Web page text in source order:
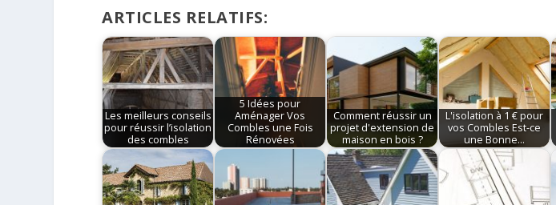
ARTICLES RELATIFS:
Les meilleurs conseils
pour réussir l’isolation
des combles
5 Idées pour
Aménager Vos
Combles une Fois
Rénovées
Comment réussir un
projet d'extension de
maison en bois ?
L'isolation à 1 € pour
vos Combles Est-ce
une Bonne…